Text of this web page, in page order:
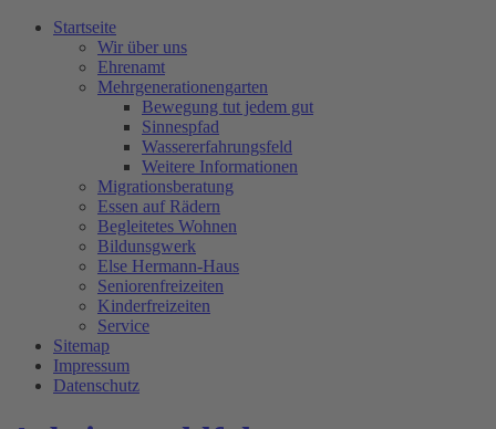
Startseite
Wir über uns
Ehrenamt
Mehrgenerationengarten
Bewegung tut jedem gut
Sinnespfad
Wassererfahrungsfeld
Weitere Informationen
Migrationsberatung
Essen auf Rädern
Begleitetes Wohnen
Bildunsgwerk
Else Hermann-Haus
Seniorenfreizeiten
Kinderfreizeiten
Service
Sitemap
Impressum
Datenschutz